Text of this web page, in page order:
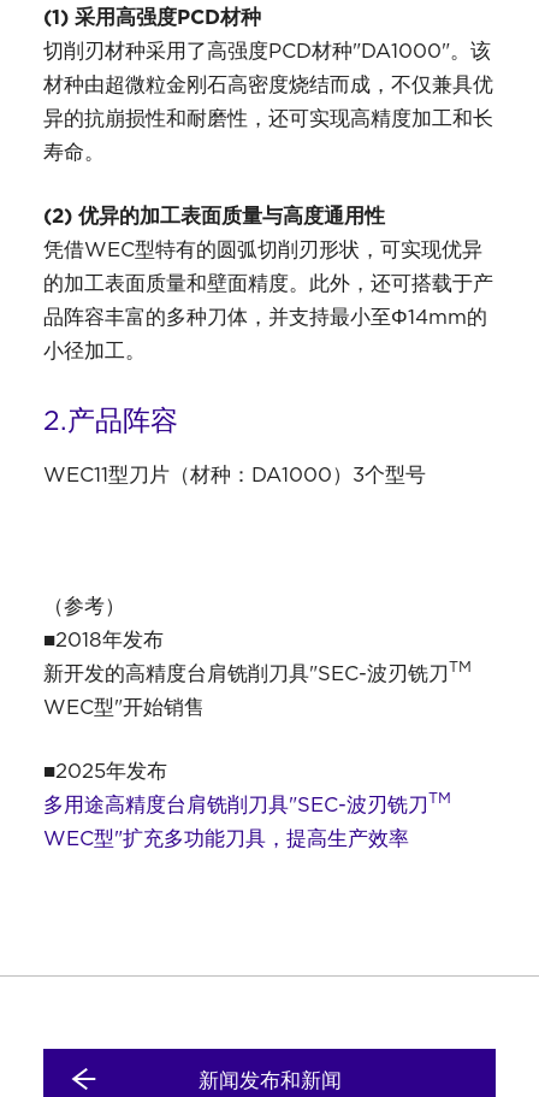
(1) 采用高强度PCD材种
切削刃材种采用了高强度PCD材种"DA1000"。该
材种由超微粒金刚石高密度烧结而成，不仅兼具优
异的抗崩损性和耐磨性，还可实现高精度加工和长
寿命。
(2) 优异的加工表面质量与高度通用性
凭借WEC型特有的圆弧切削刃形状，可实现优异
的加工表面质量和壁面精度。此外，还可搭载于产
品阵容丰富的多种刀体，并支持最小至Φ14mm的
小径加工。
2.产品阵容
WEC11型刀片（材种：DA1000）3个型号
（参考）
■2018年发布
新开发的高精度台肩铣削刀具"SEC-波刃铣刀TM
WEC型"开始销售
■2025年发布
多用途高精度台肩铣削刀具"SEC-波刃铣刀TM
WEC型"扩充多功能刀具，提高生产效率
新闻发布和新闻